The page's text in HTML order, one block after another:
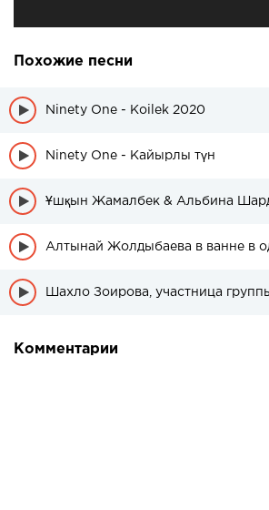
Похожие песни
Ninety One - Koilek 2020
Ninety One - Кайырлы түн
Алтынай Жолдыбаева в ванне в
Комментарии